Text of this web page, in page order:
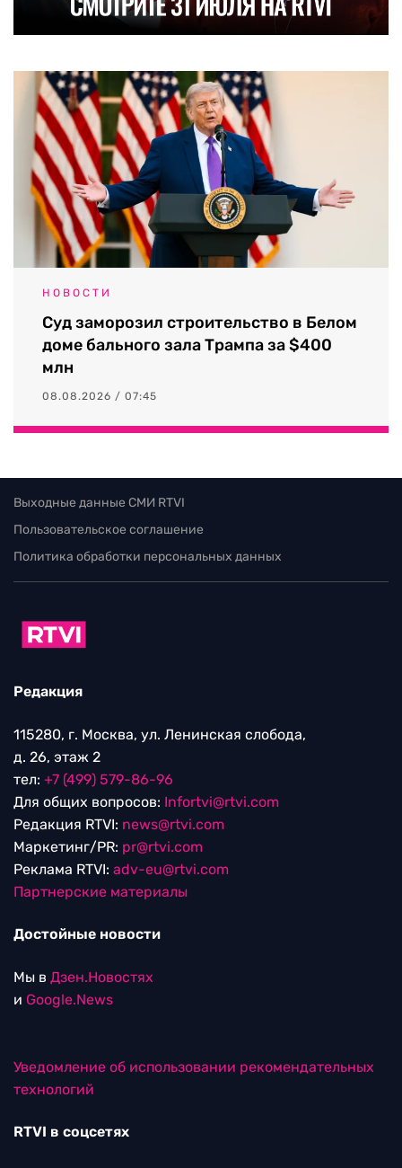
НОВОСТИ
Суд заморозил строительство в Белом
доме бального зала Трампа за $400
млн
08.08.2026 / 07:45
Выходные данные СМИ RTVI
Пользовательское соглашение
Политика обработки персональных данных
Редакция
115280, г. Москва, ул. Ленинская слобода,
д. 26, этаж 2
тел: +7 (499) 579-86-96
Для общих вопросов: Infortvi@rtvi.com
Редакция RTVI: news@rtvi.com
Маркетинг/PR: pr@rtvi.com
Реклама RTVI: adv-eu@rtvi.com
Партнерские материалы
Достойные новости
Мы в Дзен.Новостях
и Google.News
Уведомление об использовании рекомендательных
технологий
RTVI в соцсетях